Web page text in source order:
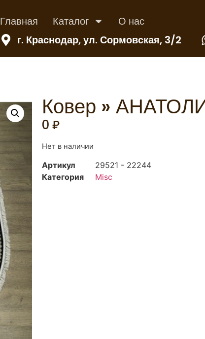
Главная Каталог
О нас
г. Краснодар, ул. Сормовская, 3/2
Ковер »
0 ₽
Нет в наличии
Артикул
29521 - 22244
Категория
Misc